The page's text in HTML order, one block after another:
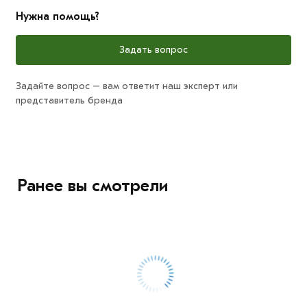
Нужна помощь?
Задать вопрос
Задайте вопрос – вам ответит наш эксперт или
представитель бренда
Ранее вы смотрели